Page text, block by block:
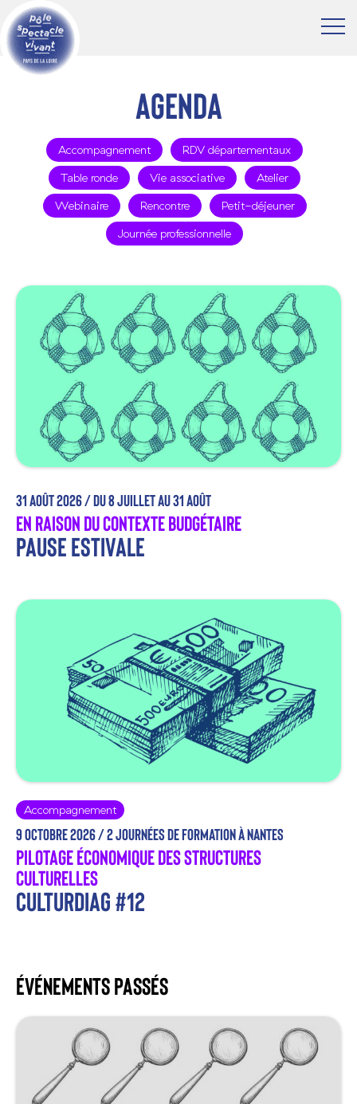
Agenda
Accompagnement
RDV départementaux
Table ronde
Vie associative
Atelier
Webinaire
Rencontre
Petit-déjeuner
Journée professionnelle
31 août 2026 /du 8 juillet au 31 août
En raison du contexte budgétaire
Pause estivale
Accompagnement
9 octobre 2026 /2 journées de formation à Nantes
pilotage économique des structures
culturelles
Culturdiag #12
Événements passés